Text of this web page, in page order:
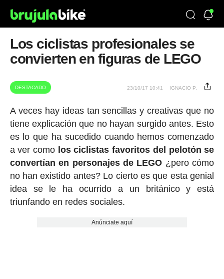
Los ciclistas profesionales se
convierten en figuras de LEGO
DESTACADO 23/10/17 10:41 IGNACIO P.
A veces hay ideas tan sencillas y creativas que no
tiene explicación que no hayan surgido antes. Esto
es lo que ha sucedido cuando hemos comenzado
a ver como los ciclistas favoritos del pelotón se
convertían en personajes de LEGO ¿pero cómo
no han existido antes? Lo cierto es que esta genial
idea se le ha ocurrido a un británico y está
triunfando en redes sociales.
Anúnciate aquí